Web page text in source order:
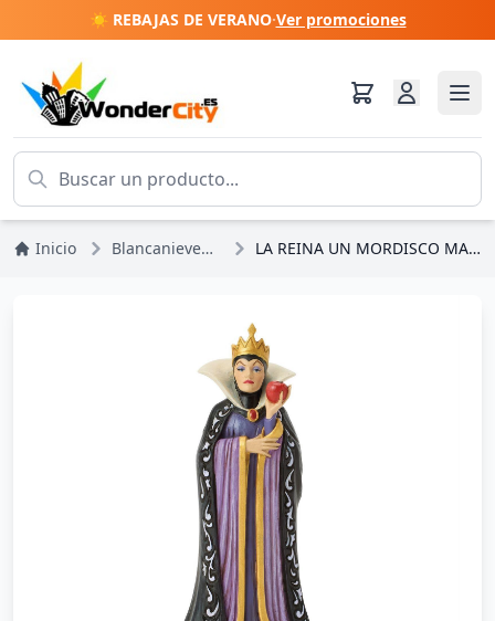
☀️ REBAJAS DE VERANO·Ver promociones
Inicio Blancanieves y los 7 enanitos LA REINA UN MORDISCO MALVADO - DISNEY TRADITIONS